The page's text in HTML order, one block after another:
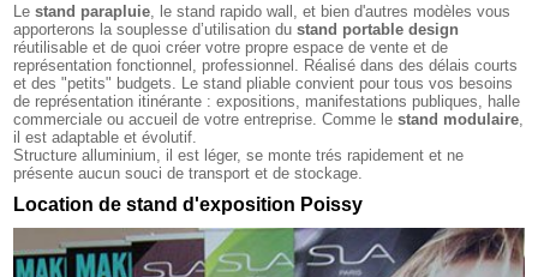
Lestand parapluie , le stand rapido wall, et bien d'autres modèles vous
apporterons la souplesse d’utilisation dustand portable design
réutilisable et de quoi créer votre propre espace de vente et de
représentation fonctionnel, professionnel. Réalisé dans des délais courts
et des "petits" budgets. Le stand pliable convient pour tous vos besoins
de représentation itinérante : expositions, manifestations publiques, halle
commerciale ou accueil de votre entreprise. Comme lestand modulaire
il est adaptable et évolutif.
Structure alluminium, il est léger, se monte trés rapidement et ne
présente aucun souci de transport et de stockage.
Location de stand d'exposition Poissy